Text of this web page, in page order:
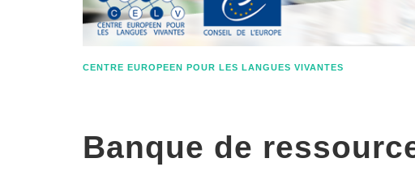
CENTRE EUROPEEN POUR LES LANGUES VIVANTES
Banque de